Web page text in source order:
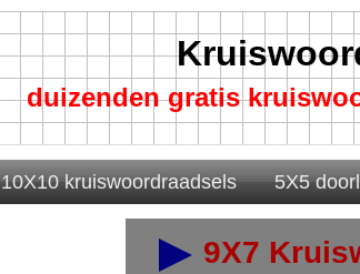
duizenden gratis
10X10 kruiswoordraadsels 5X5
9X7